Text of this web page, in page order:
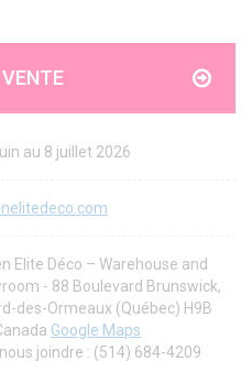
au 8 juillet 2026
Elite Déco – Warehouse and
- 88 Boulevard Brunswick,
des-Ormeaux (Québec) H9B
Google Maps
joindre : (514) 684-4209